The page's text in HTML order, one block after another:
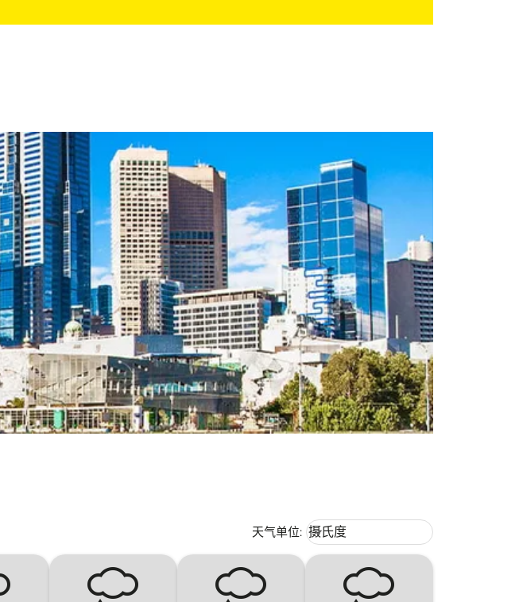
天气单位: Weather unit option 摄氏度
摄氏度
keyboard_arrow_down